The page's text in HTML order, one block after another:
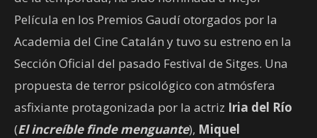
Película en los Premios Gaudí otorgados por la
Academia del Cine Catalán y tuvo su estreno en la
Sección Oficial del pasado Festival de Sitges. Una
propuesta de terror psicológico con atmósfera
asfixiante protagonizada por la actriz Iria del Río
(El increíble finde menguante), Miquel